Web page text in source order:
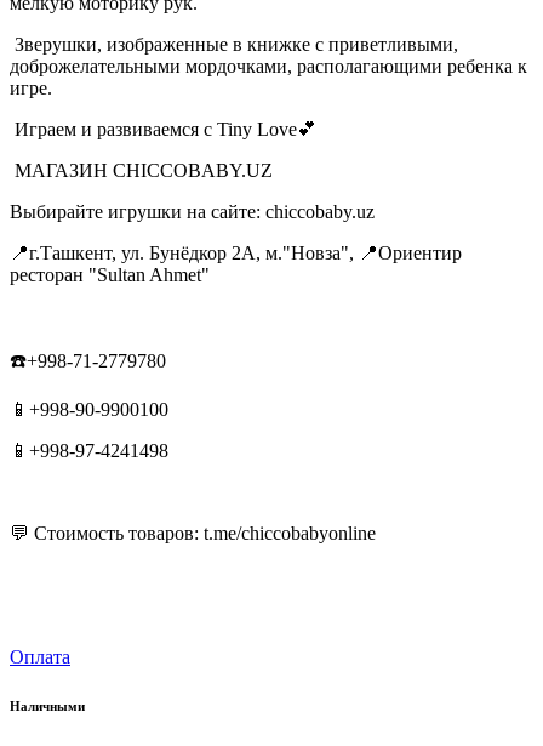
Зверушки, изображенные в книжке с приветливыми,
доброжелательными мордочками, располагающими ребенка к
игре.
Играем и развиваемся с Tiny Love💕
МАГАЗИН CHICCOBABY.UZ
Выбирайте игрушки на сайте: chiccobaby.uz
📍г.Ташкент, ул. Бунёдкор 2А, м."Новза", 📍Ориентир
ресторан "Sultan Ahmet"
☎️+998-71-2779780
📱+998-90-9900100
📱+998-97-4241498
💬 Стоимость товаров: t.me/chiccobabyonline
Оплата
Наличными